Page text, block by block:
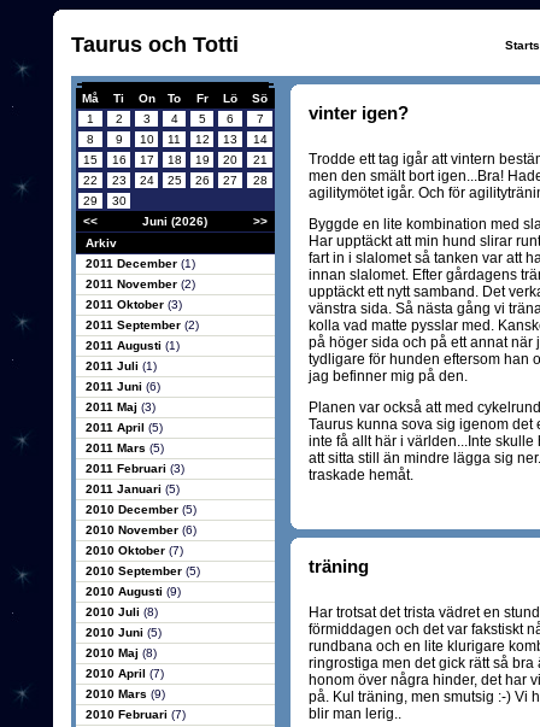
Taurus och Totti
Må Ti On To Fr Lö
Sö
1
2 3 4 5 6
7
8
9 10 11 12 13
14
15
16 17 18 19 20
21
22
23 24 25 26 27
28
29
30
<<
Juni (2026)
>>
Arkiv
2011 December (1)
2011 November (2)
2011 Oktober (3)
2011 September (2)
2011 Augusti (1)
2011 Juli (1)
2011 Juni (6)
2011 Maj (3)
2011 April (5)
2011 Mars (5)
2011 Februari (3)
2011 Januari (5)
2010 December (5)
2010 November (6)
2010 Oktober (7)
2010 September (5)
2010 Augusti (9)
2010 Juli (8)
2010 Juni (5)
2010 Maj (8)
2010 April (7)
2010 Mars (9)
2010 Februari (7)
vinter igen?
Trodde ett tag igår att vintern
men den smält bort igen...Bra!
agilitymötet igår. Och för
Byggde en lite kombination med
Har upptäckt att min hund slirar
fart in i slalomet så tanken var att
innan slalomet. Efter gårdagens
upptäckt ett nytt samband. Det
vänstra sida. Så nästa gång vi
kolla vad matte pysslar med.
på höger sida och på ett annat när
tydligare för hunden eftersom han
jag befinner mig på den.
Planen var också att med
Taurus kunna sova sig igenom
inte få allt här i världen...Inte
att sitta still än mindre lägga sig
traskade hemåt.
träning
Har trotsat det trista vädret en
förmiddagen och det var fakstiskt
rundbana och en lite klurigare
ringrostiga men det gick rätt så
honom över några hinder, det har
på. Kul träning, men smutsig :-) Vi
blir man lerig..